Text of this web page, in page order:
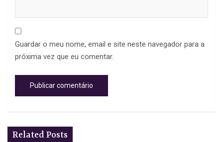
Guardar o meu nome, email e site neste navegador para a
próxima vez que eu comentar.
Related Posts